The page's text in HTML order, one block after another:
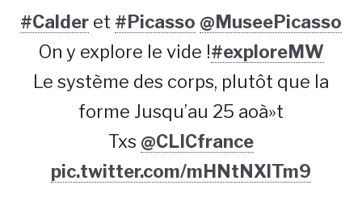
#Calder et #Picasso @MuseePicasso
On y explore le vide !#exploreMW
Le système des corps, plutôt que la
forme Jusqu’au 25 aoà»t
Txs @CLICfrance
pic.twitter.com/mHNtNXlTm9